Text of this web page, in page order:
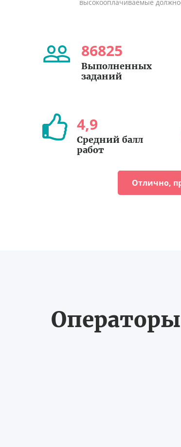
высокооплачиваемые
86825
Выполненных
заданий
4,9
Средний балл
работ
Отлично,